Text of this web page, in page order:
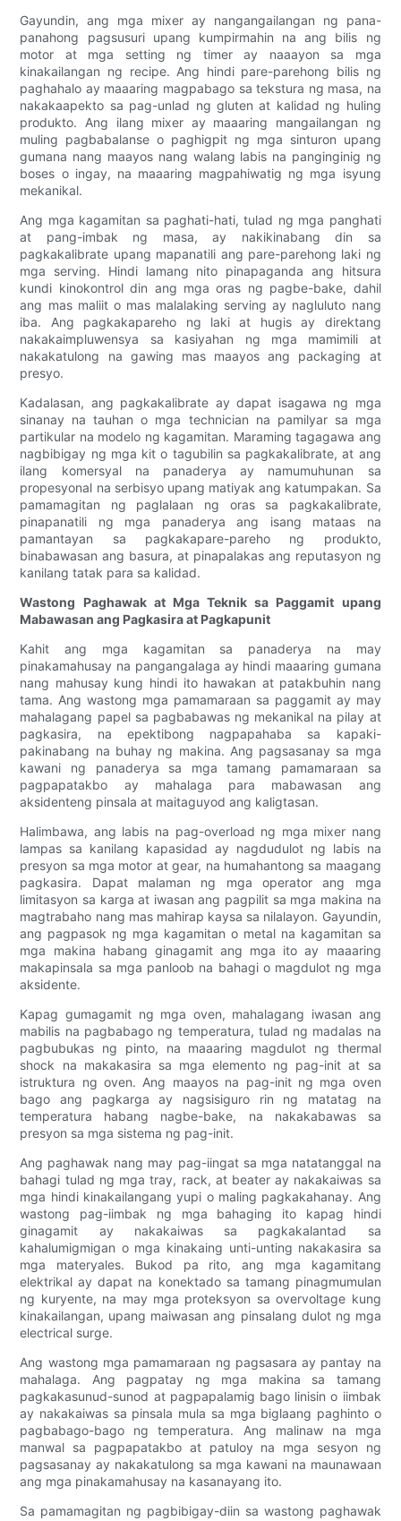
Gayundin, ang mga mixer ay nangangailangan ng pana-
panahong pagsusuri upang kumpirmahin na ang bilis ng
motor at mga setting ng timer ay naaayon sa mga
kinakailangan ng recipe. Ang hindi pare-parehong bilis ng
paghahalo ay maaaring magpabago sa tekstura ng masa, na
nakakaapekto sa pag-unlad ng gluten at kalidad ng huling
produkto. Ang ilang mixer ay maaaring mangailangan ng
muling pagbabalanse o paghigpit ng mga sinturon upang
gumana nang maayos nang walang labis na panginginig ng
boses o ingay, na maaaring magpahiwatig ng mga isyung
mekanikal.
Ang mga kagamitan sa paghati-hati, tulad ng mga panghati
at pang-imbak ng masa, ay nakikinabang din sa
pagkakalibrate upang mapanatili ang pare-parehong laki ng
mga serving. Hindi lamang nito pinapaganda ang hitsura
kundi kinokontrol din ang mga oras ng pagbe-bake, dahil
ang mas maliit o mas malalaking serving ay nagluluto nang
iba. Ang pagkakapareho ng laki at hugis ay direktang
nakakaimpluwensya sa kasiyahan ng mga mamimili at
nakakatulong na gawing mas maayos ang packaging at
presyo.
Kadalasan, ang pagkakalibrate ay dapat isagawa ng mga
sinanay na tauhan o mga technician na pamilyar sa mga
partikular na modelo ng kagamitan. Maraming tagagawa ang
nagbibigay ng mga kit o tagubilin sa pagkakalibrate, at ang
ilang komersyal na panaderya ay namumuhunan sa
propesyonal na serbisyo upang matiyak ang katumpakan. Sa
pamamagitan ng paglalaan ng oras sa pagkakalibrate,
pinapanatili ng mga panaderya ang isang mataas na
pamantayan sa pagkakapare-pareho ng produkto,
binabawasan ang basura, at pinapalakas ang reputasyon ng
kanilang tatak para sa kalidad.
Wastong Paghawak at Mga Teknik sa Paggamit upang
Mabawasan ang Pagkasira at Pagkapunit
Kahit ang mga kagamitan sa panaderya na may
pinakamahusay na pangangalaga ay hindi maaaring gumana
nang mahusay kung hindi ito hawakan at patakbuhin nang
tama. Ang wastong mga pamamaraan sa paggamit ay may
mahalagang papel sa pagbabawas ng mekanikal na pilay at
pagkasira, na epektibong nagpapahaba sa kapaki-
pakinabang na buhay ng makina. Ang pagsasanay sa mga
kawani ng panaderya sa mga tamang pamamaraan sa
pagpapatakbo ay mahalaga para mabawasan ang
aksidenteng pinsala at maitaguyod ang kaligtasan.
Halimbawa, ang labis na pag-overload ng mga mixer nang
lampas sa kanilang kapasidad ay nagdudulot ng labis na
presyon sa mga motor at gear, na humahantong sa maagang
pagkasira. Dapat malaman ng mga operator ang mga
limitasyon sa karga at iwasan ang pagpilit sa mga makina na
magtrabaho nang mas mahirap kaysa sa nilalayon. Gayundin,
ang pagpasok ng mga kagamitan o metal na kagamitan sa
mga makina habang ginagamit ang mga ito ay maaaring
makapinsala sa mga panloob na bahagi o magdulot ng mga
aksidente.
Kapag gumagamit ng mga oven, mahalagang iwasan ang
mabilis na pagbabago ng temperatura, tulad ng madalas na
pagbubukas ng pinto, na maaaring magdulot ng thermal
shock na makakasira sa mga elemento ng pag-init at sa
istruktura ng oven. Ang maayos na pag-init ng mga oven
bago ang pagkarga ay nagsisiguro rin ng matatag na
temperatura habang nagbe-bake, na nakakabawas sa
presyon sa mga sistema ng pag-init.
Ang paghawak nang may pag-iingat sa mga natatanggal na
bahagi tulad ng mga tray, rack, at beater ay nakakaiwas sa
mga hindi kinakailangang yupi o maling pagkakahanay. Ang
wastong pag-iimbak ng mga bahaging ito kapag hindi
ginagamit ay nakakaiwas sa pagkakalantad sa
kahalumigmigan o mga kinakaing unti-unting nakakasira sa
mga materyales. Bukod pa rito, ang mga kagamitang
elektrikal ay dapat na konektado sa tamang pinagmumulan
ng kuryente, na may mga proteksyon sa overvoltage kung
kinakailangan, upang maiwasan ang pinsalang dulot ng mga
electrical surge.
Ang wastong mga pamamaraan ng pagsasara ay pantay na
mahalaga. Ang pagpatay ng mga makina sa tamang
pagkakasunud-sunod at pagpapalamig bago linisin o iimbak
ay nakakaiwas sa pinsala mula sa mga biglaang paghinto o
pagbabago-bago ng temperatura. Ang malinaw na mga
manwal sa pagpapatakbo at patuloy na mga sesyon ng
pagsasanay ay nakakatulong sa mga kawani na maunawaan
ang mga pinakamahusay na kasanayang ito.
Sa pamamagitan ng pagbibigay-diin sa wastong paghawak